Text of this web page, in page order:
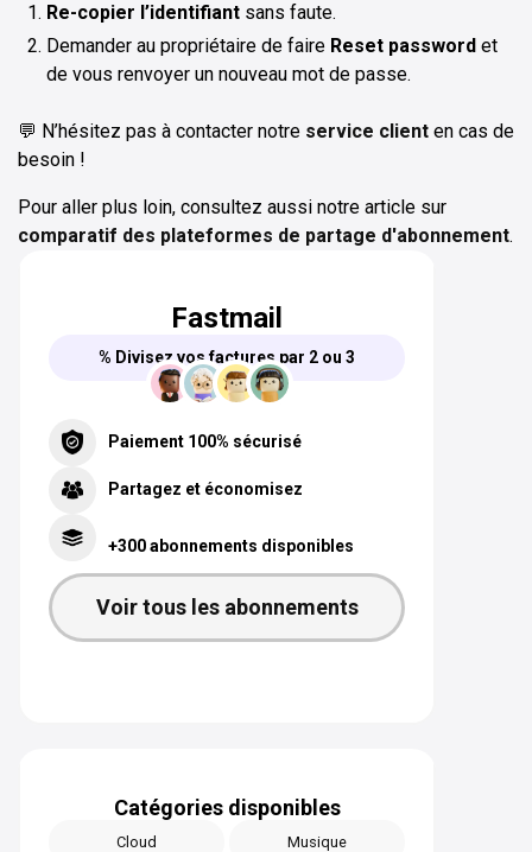
Re-copier l’identifiant sans faute.
Demander au propriétaire de faire Reset password et
de vous renvoyer un nouveau mot de passe.
💬 N’hésitez pas à contacter notre service client en cas de
besoin !
Pour aller plus loin, consultez aussi notre article sur
comparatif des plateformes de partage d'abonnement.
Fastmail
% Divisez vos factures par 2 ou 3
Paiement 100% sécurisé
Partagez et économisez
+300 abonnements disponibles
Voir tous les abonnements
Catégories disponibles
Cloud Musique